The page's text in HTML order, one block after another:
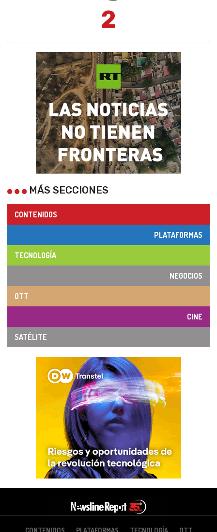
2
MÁS SECCIONES
CONTENIDOS
PLATAFORMAS
TECNOLOGÍA
NEGOCIOS
OTT
CINE
SATÉLITE
CONTENIDOS PLATAFORMAS TECNOLOGÍA OTT